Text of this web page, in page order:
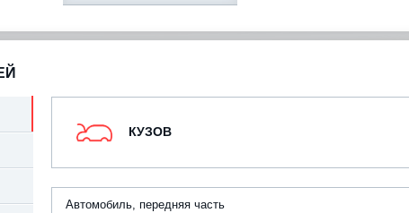
КУЗОВ
Автомобиль, передняя часть